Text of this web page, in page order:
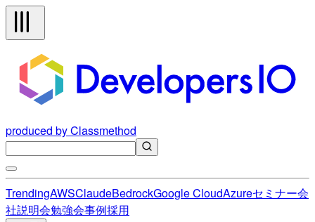
produced by Classmethod
TrendingAWSClaudeBedrockGoogle CloudAzureセミナー会
社説明会勉強会事例採用